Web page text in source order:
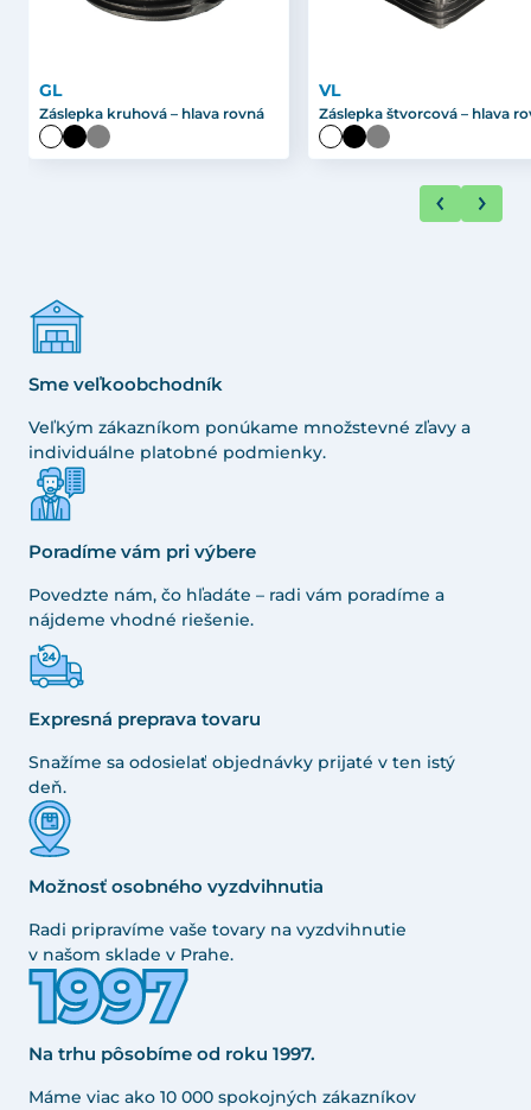
GL
Záslepka kruhová – hlava rovná
VL
Záslepka štvorcová – hlava
Sme veľkoobchodník
Veľkým zákazníkom ponúkame množstevné zľavy a
individuálne platobné podmienky.
Poradíme vám pri výbere
Povedzte nám, čo hľadáte – radi vám poradíme a
nájdeme vhodné riešenie.
Expresná preprava tovaru
Snažíme sa odosielať objednávky prijaté v ten istý
deň.
Možnosť osobného vyzdvihnutia
Radi pripravíme vaše tovary na vyzdvihnutie
v našom sklade v Prahe.
Na trhu pôsobíme od roku 1997.
Máme viac ako 10 000 spokojných zákazníkov